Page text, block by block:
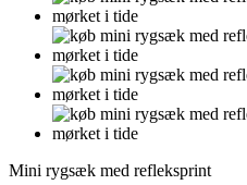
Mini rygsæk med refleksprint